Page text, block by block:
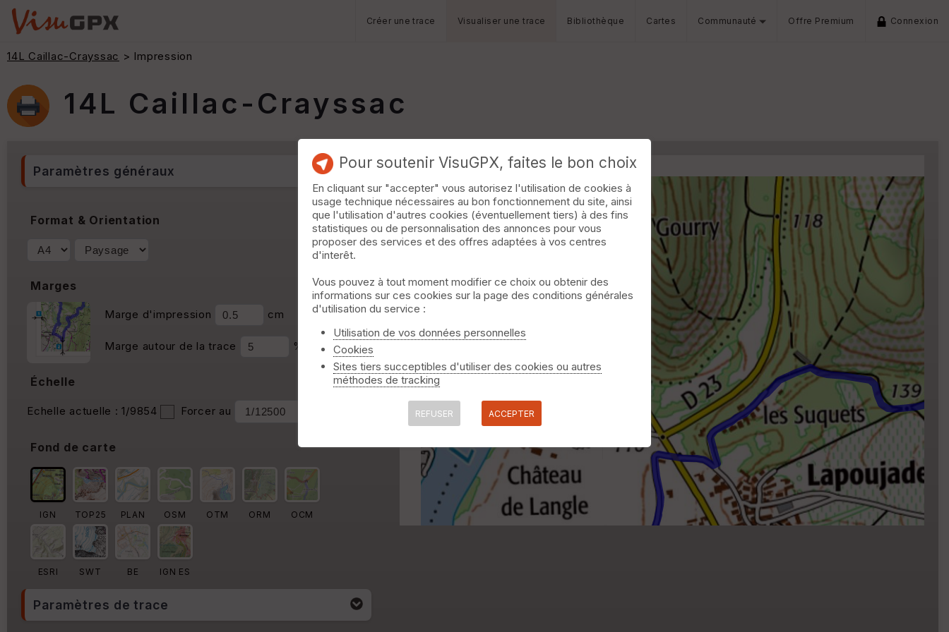
Créer une trace Visualiser une trace Bibliothèque Cartes Communauté Offre Premium Connexion
14L Caillac-Crayssac > Impression
14L Caillac-Crayssac
Paramètres généraux
Format & Orientation
Marges
Marge d'impression cm
Marge autour de la trace %
Échelle
Echelle actuelle : 1/9854 Forcer au
Fond de carte
IGN TOP25 PLAN OSM OTM ORM OCM
ESRI SWT BE IGN ES
Paramètres de trace
Pour soutenir VisuGPX, faites le bon choix
En cliquant sur "accepter" vous autorisez l'utilisation de cookies à
usage technique nécessaires au bon fonctionnement du site, ainsi
que l'utilisation d'autres cookies (éventuellement tiers) à des fins
statistiques ou de personnalisation des annonces pour vous
proposer des services et des offres adaptées à vos centres
d'interêt.
Vous pouvez à tout moment modifier ce choix ou obtenir des
informations sur ces cookies sur la page des conditions générales
d'utilisation du service :
Utilisation de vos données personnelles
Cookies
Sites tiers succeptibles d'utiliser des cookies ou autres
méthodes de tracking
REFUSER ACCEPTER